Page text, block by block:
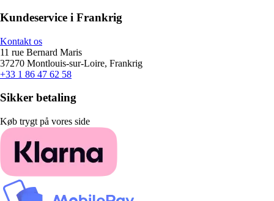
Kundeservice i Frankrig
Kontakt os
11 rue Bernard Maris
37270 Montlouis-sur-Loire, Frankrig
+33 1 86 47 62 58
Sikker betaling
Køb trygt på vores side